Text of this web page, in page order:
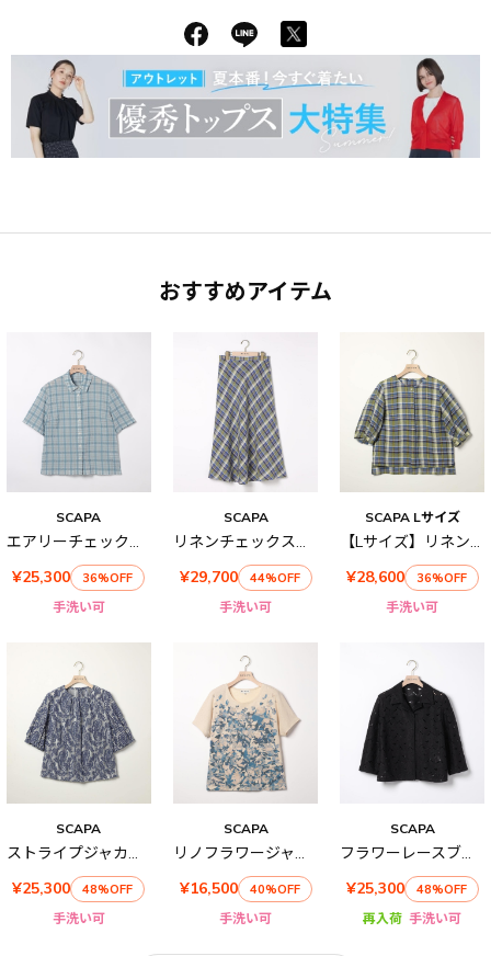
おすすめアイテム
SCAPA
エアリーチェックブラウス
¥25,300
36%OFF
手洗い可
SCAPA
リネンチェックスカート
¥29,700
44%OFF
手洗い可
SCAPA Lサイズ
【Lサイズ】リネンチェックブラウス
¥28,600
36%OFF
手洗い可
SCAPA
ストライプジャカードブラウス
¥25,300
48%OFF
手洗い可
SCAPA
リノフラワージャージ半袖カットソー
¥16,500
40%OFF
手洗い可
SCAPA
フラワーレースブラウス
¥25,300
48%OFF
再入荷 手洗い可